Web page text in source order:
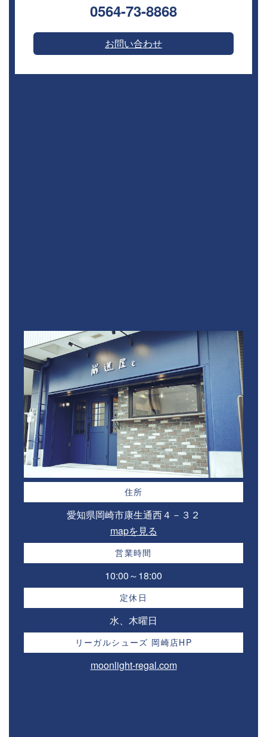
0564-73-8868⁣
お問い合わせ
住所
愛知県岡崎市康生通西４－３２⁣
mapを見る
営業時間
10:00～18:00⁣
定休日
水、木曜日
リーガルシューズ 岡崎店HP
moonlight-regal.com